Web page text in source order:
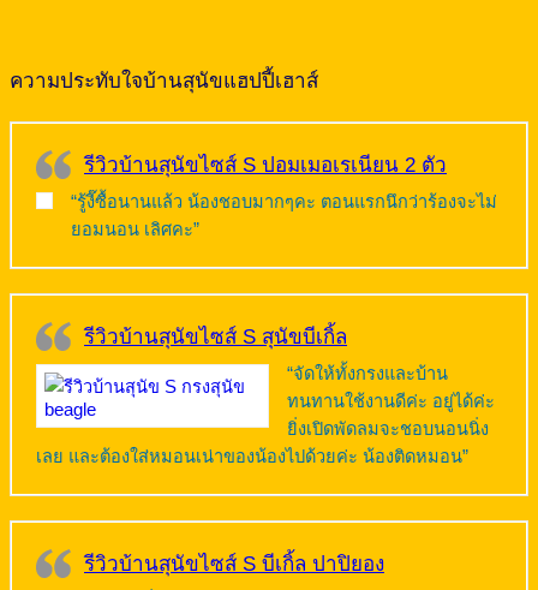
ความประทับใจบ้านสุนัขแฮปปี้เฮาส์
รีวิวบ้านสุนัขไซส์ S ปอมเมอเรเนียน 2 ตัว
“รู้งี๊ซื้อนานแล้ว น้องชอบมากๆคะ ตอนแรกนึกว่าร้องจะไม่
ยอมนอน เลิศคะ”
รีวิวบ้านสุนัขไซส์ S สุนัขบีเกิ้ล
“จัดให้ทั้งกรงและบ้าน
ทนทานใช้งานดีค่ะ อยู่ได้ค่ะ
ยิ่งเปิดพัดลมจะชอบนอนนิ่ง
เลย และต้องใส่หมอนเน่าของน้องไปด้วยค่ะ น้องติดหมอน”
รีวิวบ้านสุนัขไซส์ S บีเกิ้ล ปาปิยอง